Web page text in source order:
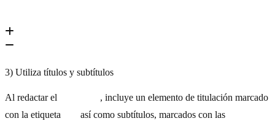
3) Utiliza títulos y subtítulos
Al redactar el
, incluye un elemento de titulación marcado
con la etiqueta
así como subtítulos, marcados con las